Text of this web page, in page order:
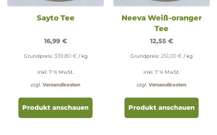
Sayto Tee
16,99 €
Grundpreis: 339,80 € / kg
inkl. 7 % MwSt.
zzgl. Versandkosten
Produkt anschauen
Neeva Weiß-oranger
Tee
12,55 €
Grundpreis: 251,00 € / kg
inkl. 7 % MwSt.
zzgl. Versandkosten
Produkt anschauen